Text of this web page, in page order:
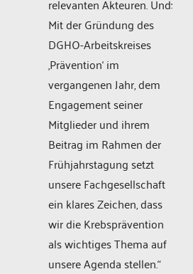
relevanten Akteuren. Und:
Mit der Gründung des
DGHO-Arbeitskreises
‚Prävention‘ im
vergangenen Jahr, dem
Engagement seiner
Mitglieder und ihrem
Beitrag im Rahmen der
Frühjahrstagung setzt
unsere Fachgesellschaft
ein klares Zeichen, dass
wir die Krebsprävention
als wichtiges Thema auf
unsere Agenda stellen.“